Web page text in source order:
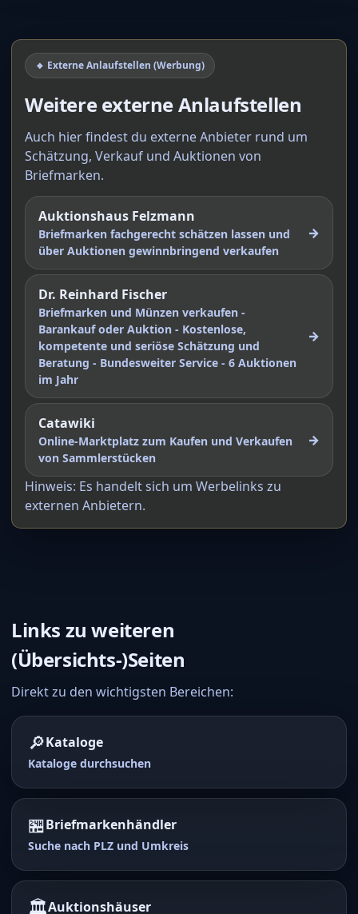
🔸 Externe Anlaufstellen (Werbung)
Weitere externe Anlaufstellen
Auch hier findest du externe Anbieter rund um
Schätzung, Verkauf und Auktionen von
Briefmarken.
Auktionshaus Felzmann
Briefmarken fachgerecht schätzen lassen und
über Auktionen gewinnbringend verkaufen
→
Dr. Reinhard Fischer
Briefmarken und Münzen verkaufen -
Barankauf oder Auktion - Kostenlose,
kompetente und seriöse Schätzung und
Beratung - Bundesweiter Service - 6 Auktionen
im Jahr
→
Catawiki
Online-Marktplatz zum Kaufen und Verkaufen
von Sammlerstücken
→
Hinweis: Es handelt sich um Werbelinks zu
externen Anbietern.
Links zu weiteren
(Übersichts-)Seiten
Direkt zu den wichtigsten Bereichen:
🔎Kataloge
Kataloge durchsuchen
🏪Briefmarkenhändler
Suche nach PLZ und Umkreis
🏛️Auktionshäuser